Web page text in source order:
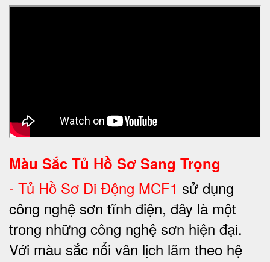
Màu Sắc Tủ Hồ Sơ Sang Trọng
- Tủ Hồ Sơ Di Động MCF1 sử dụng
công nghệ sơn tĩnh điện, đây là một
trong những công nghệ sơn hiện đại.
Với màu sắc nổi vân lịch lãm theo hệ